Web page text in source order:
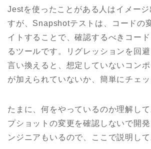
Jestを使ったことがある人はイメージ
すが、Snapshotテストは、コードの
イトすることで、確認するべきコー
るツールです。リグレッションを回避
言い換えると、想定していないコン
が加えられていないか、簡単にチェッ
たまに、何をやっているのか理解し
プショットの変更を確認しないで開
ンジニアもいるので、ここで説明して